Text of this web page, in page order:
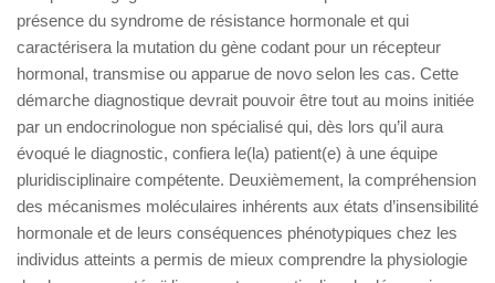
présence du syndrome de résistance hormonale et qui
caractérisera la mutation du gène codant pour un récepteur
hormonal, transmise ou apparue de novo selon les cas. Cette
démarche diagnostique devrait pouvoir être tout au moins initiée
par un endocrinologue non spécialisé qui, dès lors qu’il aura
évoqué le diagnostic, confiera le(la) patient(e) à une équipe
pluridisciplinaire compétente. Deuxièmement, la compréhension
des mécanismes moléculaires inhérents aux états d’insensibilité
hormonale et de leurs conséquences phénotypiques chez les
individus atteints a permis de mieux comprendre la physiologie